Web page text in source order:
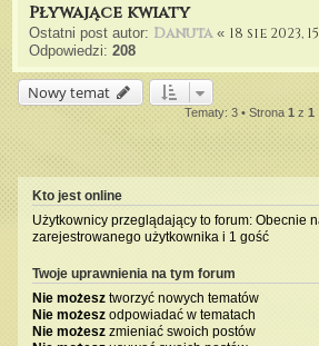
Pływające kwiaty
Ostatni post autor: Danuta« 18 sie 2023,
Odpowiedzi:208
Nowy temat
Tematy: 3 • Strona 1z 1
Kto jest online
Użytkownicy przeglądający to forum: Obecnie
zarejestrowanego użytkownika i 1 gość
Twoje uprawnienia na tym forum
Nie możesz tworzyć nowych tematów
Nie możesz odpowiadać w tematach
Nie możesz zmieniać swoich postów